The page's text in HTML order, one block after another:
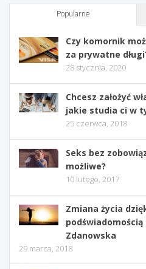
Popularne
Czy komornik
za prywatne
28 stycznia, 2020
Chcesz założyć
jakie studia ci w
25 czerwca, 2018
Seks bez
możliwe?
10 lutego, 2017
Zmiana życia
Zdanowska
29 marca, 2018